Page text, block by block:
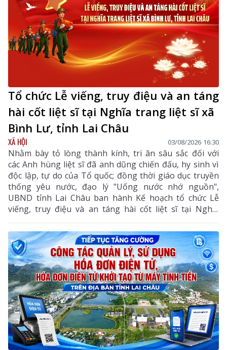
Tổ chức Lễ viếng, truy điệu và an táng
hài cốt liệt sĩ tại Nghĩa trang liệt sĩ xã
Bình Lư, tỉnh Lai Châu
XÃ HỘI 03/08/2026 16:30
Nhằm bày tỏ lòng thành kính, tri ân sâu sắc đối với
các Anh hùng liệt sĩ đã anh dũng chiến đấu, hy sinh vì
độc lập, tự do của Tổ quốc; đồng thời giáo dục truyền
thống yêu nước, đạo lý "Uống nước nhớ nguồn",
UBND tỉnh Lai Châu ban hành Kế hoạch tổ chức Lễ
viếng, truy điệu và an táng hài cốt liệt sĩ tại Nghĩa
trang liệt sĩ xã Bình Lư. Bộ Chỉ huy Quân sự tỉnh là
đơn vị chủ trì, phối hợp với các sở, ngành, địa phương
triển khai các nội dung, bảo đảm buổi lễ được tổ chức
trang nghiêm, trọng thể, đúng nghi thức.